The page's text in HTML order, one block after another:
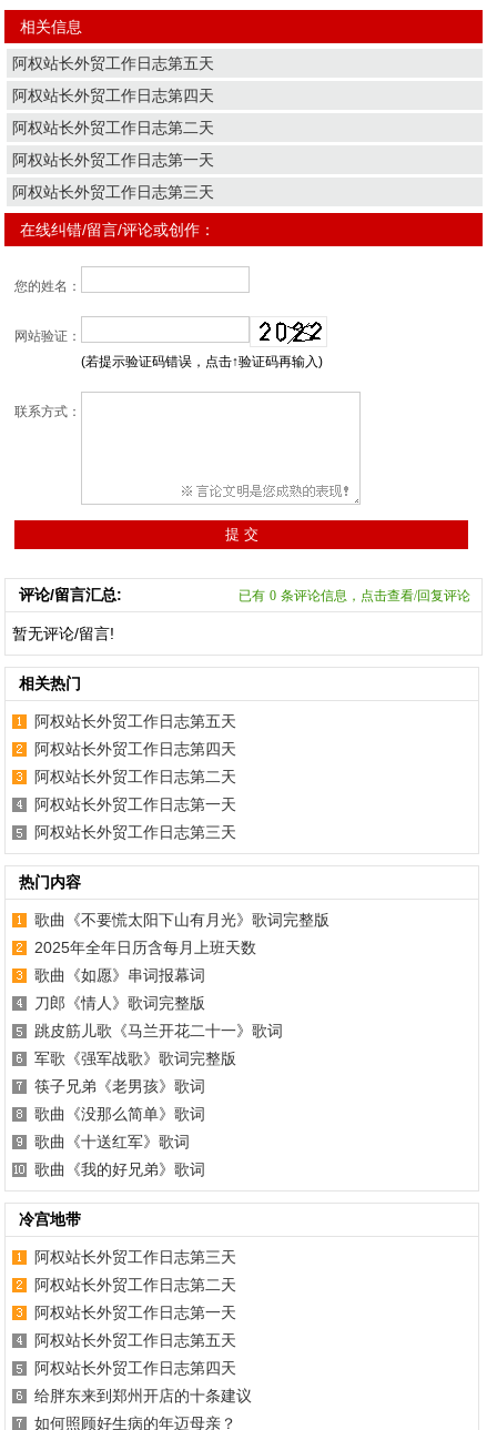
相关信息
阿权站长外贸工作日志第五天
阿权站长外贸工作日志第四天
阿权站长外贸工作日志第二天
阿权站长外贸工作日志第一天
阿权站长外贸工作日志第三天
在线纠错/留言/评论或创作：
您的姓名：
网站验证：
(若提示验证码错误，点击↑验证码再输入)
联系方式：
评论/留言汇总: 已有 0 条评论信息，点击查看/回复评论
暂无评论/留言!
相关热门
阿权站长外贸工作日志第五天
阿权站长外贸工作日志第四天
阿权站长外贸工作日志第二天
阿权站长外贸工作日志第一天
阿权站长外贸工作日志第三天
热门内容
歌曲《不要慌太阳下山有月光》歌词完整版
2025年全年日历含每月上班天数
歌曲《如愿》串词报幕词
刀郎《情人》歌词完整版
跳皮筋儿歌《马兰开花二十一》歌词
军歌《强军战歌》歌词完整版
筷子兄弟《老男孩》歌词
歌曲《没那么简单》歌词
歌曲《十送红军》歌词
歌曲《我的好兄弟》歌词
冷宫地带
阿权站长外贸工作日志第三天
阿权站长外贸工作日志第二天
阿权站长外贸工作日志第一天
阿权站长外贸工作日志第五天
阿权站长外贸工作日志第四天
给胖东来到郑州开店的十条建议
如何照顾好生病的年迈母亲？